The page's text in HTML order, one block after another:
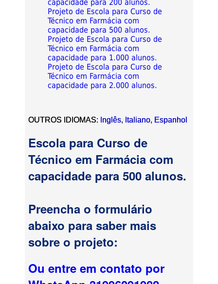
capacidade para 200 alunos.
Projeto de Escola para Curso de
Técnico em Farmácia com
capacidade para 500 alunos.
Projeto de Escola para Curso de
Técnico em Farmácia com
capacidade para 1.000 alunos.
Projeto de Escola para Curso de
Técnico em Farmácia com
capacidade para 2.000 alunos.
OUTROS IDIOMAS: Inglês, Italiano, Espanhol
Escola para Curso de
Técnico em Farmácia com
capacidade para 500 alunos.
Preencha o formulário
abaixo para saber mais
sobre o projeto:
Ou entre em contato por